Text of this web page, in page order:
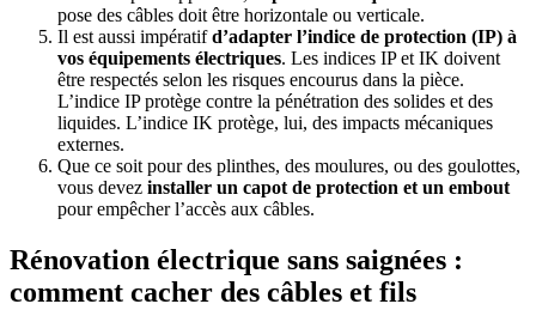
pose des câbles doit être horizontale ou verticale.
Il est aussi impératifd’adapter l’indice de protection (IP) à
vos équipements électriques. Les indices IP et IK doivent
être respectés selon les risques encourus dans la pièce.
L’indice IP protège contre la pénétration des solides et des
liquides. L’indice IK protège, lui, des impacts mécaniques
externes.
Que ce soit pour des plinthes, des moulures, ou des goulottes,
vous devez installer un capot de protection et un embout
pour empêcher l’accès aux câbles.
Rénovation électrique sans saignées :
comment cacher des câbles et fils